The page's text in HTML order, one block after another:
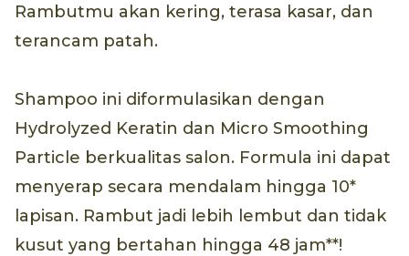
Rambutmu akan kering, terasa kasar, dan
terancam patah.
Shampoo ini diformulasikan dengan
Hydrolyzed Keratin dan Micro Smoothing
Particle berkualitas salon. Formula ini dapat
menyerap secara mendalam hingga 10*
lapisan. Rambut jadi lebih lembut dan tidak
kusut yang bertahan hingga 48 jam**!